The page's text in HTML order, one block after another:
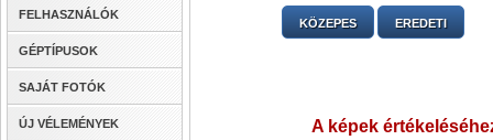
FELHASZNÁLÓK
GÉPTÍPUSOK
SAJÁT FOTÓK
ÚJ VÉLEMÉNYEK
KÖZEPES EREDETI
A képek